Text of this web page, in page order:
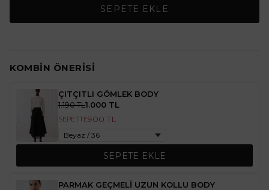
SEPETE EKLE
KOMBIN ÖNERISI
ÇITÇITLI GÖMLEK BODY
1.190 TL1.000 TL
900 TL
SEPETTE
SEPETE EKLE
PARMAK GEÇMELİ UZUN KOLLU BODY